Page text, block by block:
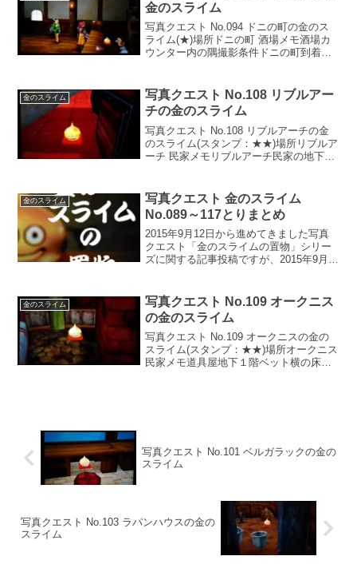
金のスライム
写真クエスト No.094 ドニの町の金のス
ライム(★)場所ドニの町 酒場メモ酒場カ
ウンター内の隅撮影条件ドニの町到着後
いドニの町をウロウロしたのは、今とな
っては良い...
金のスライム
写真クエスト No.108 リブルアー
チの金のスライム
写真クエスト No.108 リブルアーチの金
のスライム(スタンプ：★★)場所リブルア
ーチ 民家メモリブルアーチ民家の地下１
ってすぐに吹き抜けのある方の民家が金
のスライム...
金のスライム
写真クエスト 金のスライム
No.089～117とりまとめ
2015年9月12日から進めてきました写真
クエスト「金のスライムの置物」シリー
ズに関する記事投稿ですが、2015年9月
すが一旦完了とします。2015年9月21...
金のスライム
写真クエスト No.109 オークニス
の金のスライム
写真クエスト No.109 オークニスの金の
スライム(スタンプ：★★)場所オークニス
民家メモ道具屋地下１階ベット横の床の
写真クエスト No.101 ベルガラックの金の
スライム
写真クエスト No.103 ラパンハウスの金の
スライム